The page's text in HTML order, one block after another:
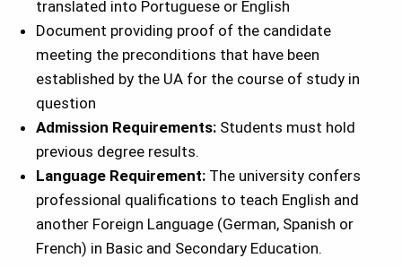
translated into Portuguese or English
Document providing proof of the candidate
meeting the preconditions that have been
established by the UA for the course of study in
question
Admission Requirements: Students must hold
previous degree results.
Language Requirement: The university confers
professional qualifications to teach English and
another Foreign Language (German, Spanish or
French) in Basic and Secondary Education.